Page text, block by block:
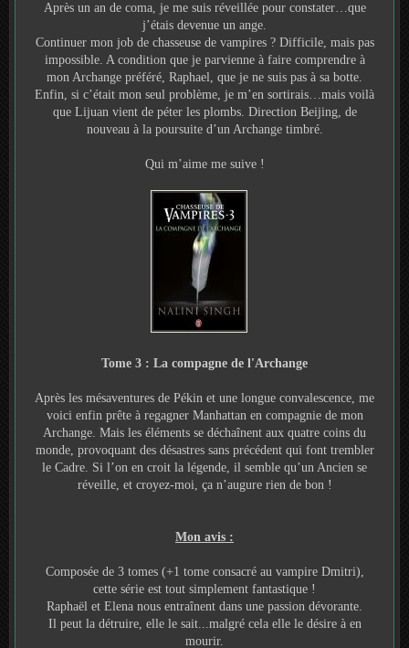
Après un an de coma, je me suis réveillée pour constater…que
j’étais devenue un ange.
Continuer mon job de chasseuse de vampires ? Difficile, mais pas
impossible. A condition que je parvienne à faire comprendre à
mon Archange préféré, Raphael, que je ne suis pas à sa botte.
Enfin, si c’était mon seul problème, je m’en sortirais…mais voilà
que Lijuan vient de péter les plombs. Direction Beijing, de
nouveau à la poursuite d’un Archange timbré.
Qui m’aime me suive !
Tome 3 : La compagne de l'Archange
Après les mésaventures de Pékin et une longue convalescence, me
voici enfin prête à regagner Manhattan en compagnie de mon
Archange. Mais les éléments se déchaînent aux quatre coins du
monde, provoquant des désastres sans précédent qui font trembler
le Cadre. Si l’on en croit la légende, il semble qu’un Ancien se
réveille, et croyez-moi, ça n’augure rien de bon !
Mon avis :
Composée de 3 tomes (+1 tome consacré au vampire Dmitri),
cette série est tout simplement fantastique !
Raphaël et Elena nous entraînent dans une passion dévorante.
Il peut la détruire, elle le sait...malgré cela elle le désire à en
mourir.